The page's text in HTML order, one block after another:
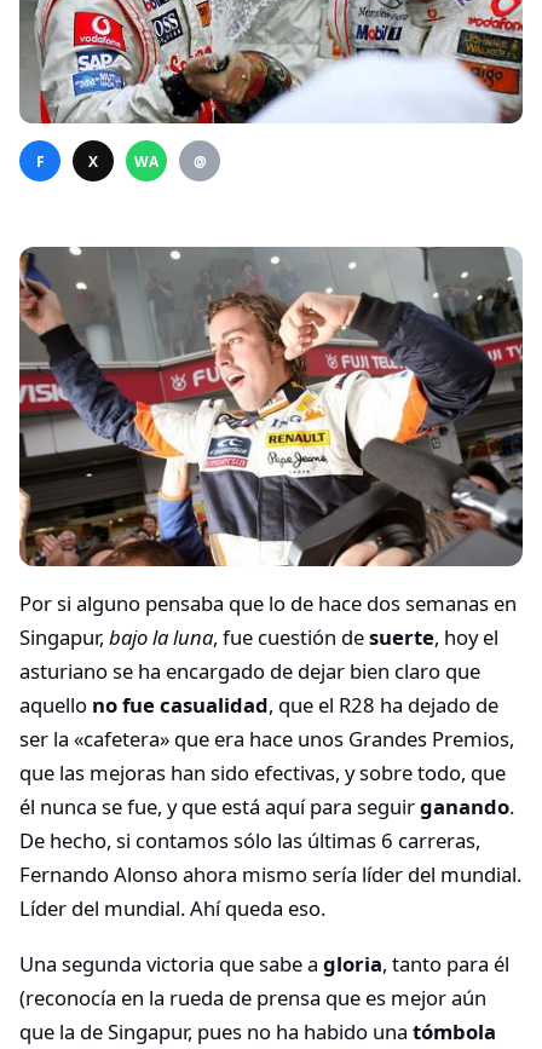
F X WA @
Por si alguno pensaba que lo de hace dos semanas en
Singapur, bajo la luna, fue cuestión desuerte, hoy el
asturiano se ha encargado de dejar bien claro que
aquello no fue casualidad, que el R28 ha dejado de
ser la «cafetera» que era hace unos Grandes Premios,
que las mejoras han sido efectivas, y sobre todo, que
él nunca se fue, y que está aquí para seguirganando.
De hecho, si contamos sólo las últimas 6 carreras,
Fernando Alonso ahora mismo sería líder del mundial.
Líder del mundial. Ahí queda eso.
Una segunda victoria que sabe a gloria, tanto para él
(reconocía en la rueda de prensa que es mejor aún
que la de Singapur, pues no ha habido una tómbola